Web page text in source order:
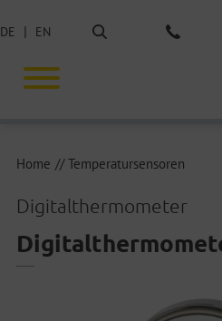
DE EN
Home Temperatursensoren
Digitalthermometer